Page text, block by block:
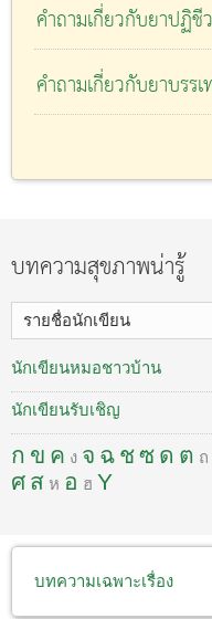
คำถามเกี่ยวกับยาปฏิชี
คำถามเกี่ยวกับยาบรร
บทความสุขภาพน่ารู้
รายชื่อนักเขียน
นักเขียนหมอชาวบ้าน
นักเขียนรับเชิญ
ก ข ค ง จ ฉ ชซ ด ต ถ
ศ ส ห อ ฮ Y
บทความเฉพาะเรื่อง